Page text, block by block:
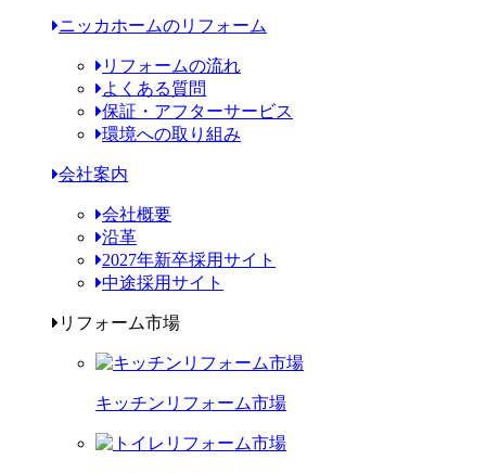
ニッカホームのリフォーム
リフォームの流れ
よくある質問
保証・アフターサービス
環境への取り組み
会社案内
会社概要
沿革
2027年新卒採用サイト
中途採用サイト
リフォーム市場
キッチンリフォーム市場